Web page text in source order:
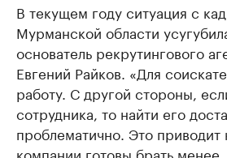
В текущем году ситуация с
Мурманской области
основатель рекрутингового
Евгений Райков. «Для
работу. С другой стороны,
сотрудника, то найти его
проблематично. Это приводит
компании готовы брать менее